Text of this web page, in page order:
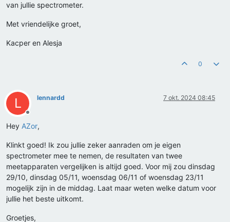
van jullie spectrometer.
Met vriendelijke groet,
Kacper en Alesja
0
L
Offline
lennardd 7 okt. 2024 08:45
Hey AZor,
Klinkt goed! Ik zou jullie zeker aanraden om je eigen
spectrometer mee te nemen, de resultaten van twee
meetapparaten vergelijken is altijd goed. Voor mij zou dinsdag
29/10, dinsdag 05/11, woensdag 06/11 of woensdag 23/11
mogelijk zijn in de middag. Laat maar weten welke datum voor
jullie het beste uitkomt.
Groetjes,